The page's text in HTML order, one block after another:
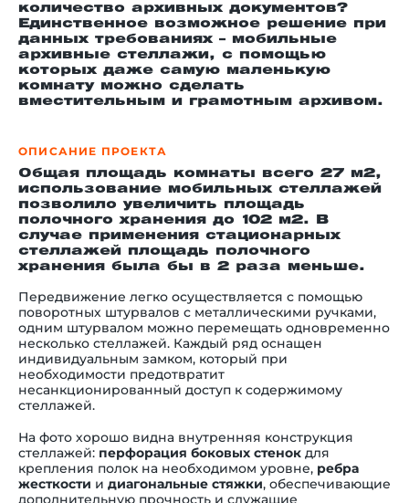
количество архивных документов?
Единственное возможное решение при
данных требованиях – мобильные
архивные стеллажи, с помощью
которых даже самую маленькую
комнату можно сделать
вместительным и грамотным архивом.
ОПИСАНИЕ ПРОЕКТА
Общая площадь комнаты всего 27 м2,
использование мобильных стеллажей
позволило увеличить площадь
полочного хранения до 102 м2. В
случае применения стационарных
стеллажей площадь полочного
хранения была бы в 2 раза меньше.
Передвижение легко осуществляется с помощью
поворотных штурвалов с металлическими ручками,
одним штурвалом можно перемещать одновременно
несколько стеллажей. Каждый ряд оснащен
индивидуальным замком, который при
необходимости предотвратит
несанкционированный доступ к содержимому
стеллажей.
На фото хорошо видна внутренняя конструкция
стеллажей: перфорация боковых стенок для
крепления полок на необходимом уровне, ребра
жесткости и диагональные стяжки, обеспечивающие
дополнительную прочность и служащие